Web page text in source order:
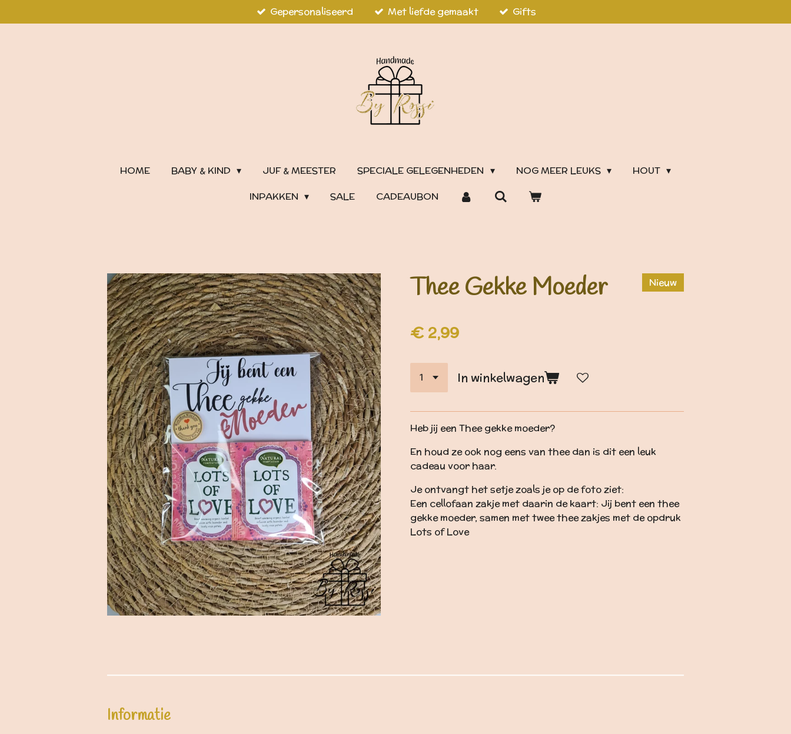
direct
Gepersonaliseerd Met liefde gemaakt Gifts
HOME BABY & KIND JUF & MEESTER SPECIALE GELEGENHEDEN NOG MEER LEUKS
HOUT
INPAKKEN
SALE CADEAUBON
Thee Gekke Moeder Nieuw
€ 2,99
In winkelwagen
Heb jij een Thee gekke moeder?
En houd ze ook nog eens van thee dan is dit een leuk
cadeau voor haar.
Je ontvangt het setje zoals je op de foto ziet:
Een cellofaan zakje met daarin de kaart: Jij bent een thee
gekke moeder, samen met twee thee zakjes met de opdruk
Lots of Love
Informatie